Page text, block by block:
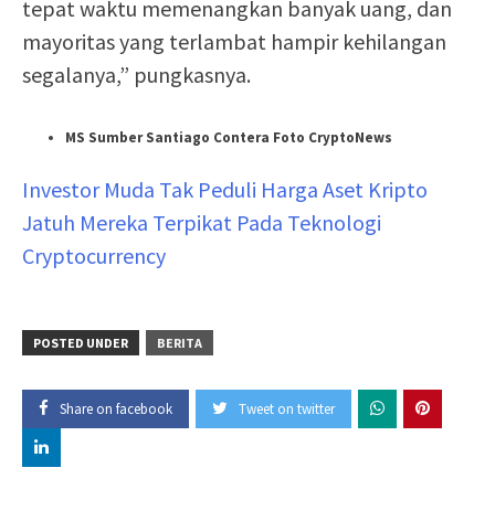
tepat waktu memenangkan banyak uang, dan
mayoritas yang terlambat hampir kehilangan
segalanya,” pungkasnya.
MS Sumber Santiago Contera Foto CryptoNews
Investor Muda Tak Peduli Harga Aset Kripto
Jatuh Mereka Terpikat Pada Teknologi
Cryptocurrency
POSTED UNDER BERITA
Share on facebook Tweet on twitter